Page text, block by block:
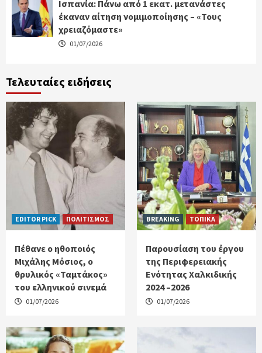
Ισπανία: Πάνω από 1 εκατ. μετανάστες
έκαναν αίτηση νομιμοποίησης – «Τους
χρειαζόμαστε»
01/07/2026
Τελευταίες ειδήσεις
EDITOR PICK ΠΟΛΙΤΙΣΜΟΣ
Πέθανε ο ηθοποιός
Μιχάλης Μόσιος, ο
θρυλικός «Ταμτάκος»
του ελληνικού σινεμά
01/07/2026
BREAKING ΤΟΠΙΚΑ
Παρουσίαση του έργου
της Περιφερειακής
Ενότητας Χαλκιδικής
2024 –2026
01/07/2026